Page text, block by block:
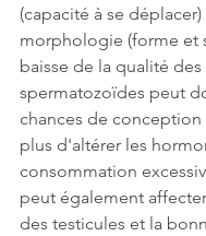
(capacité à se
morphologie (forme et
baisse de la qualité des
spermatozoïdes peut
chances de conception
plus d'altérer les
consommation
peut également
des testicules et la